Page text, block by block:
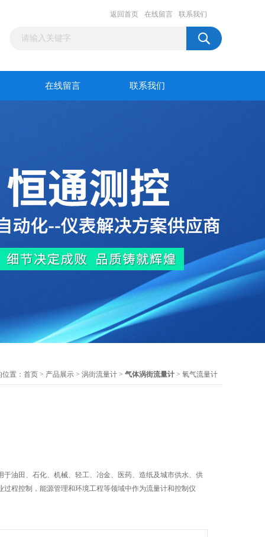
返回首页 在线留言 联系我们
在线留言 联系我们
置： 首页 > 产品展示 > 涡街流量计 > 气体涡街流量计 > 氧气流量计
于油田、石化、机械、轻工、冶金、医药、造纸及城市供水、供
过程控制，能源管理和环境工程等领域中作为流量计和控制仪